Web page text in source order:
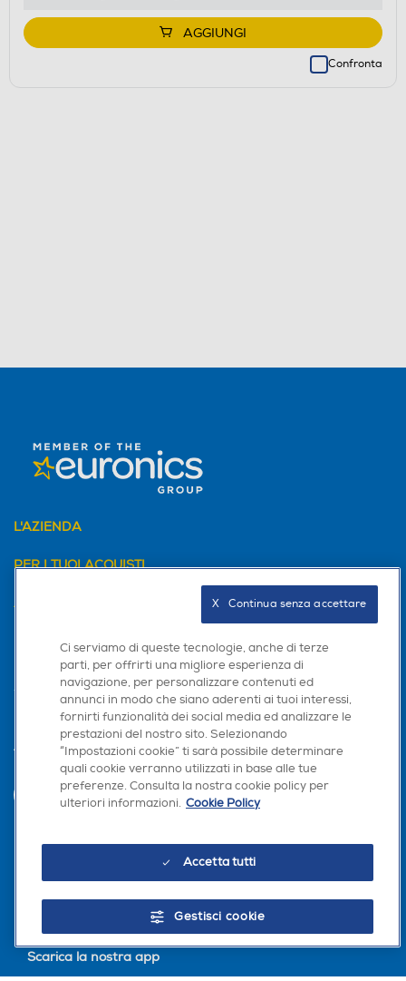
AGGIUNGI
Confronta
L'AZIENDA
PER I TUOI ACQUISTI
AREA CLIENTI
PRIVACY
Trova negozio
Scarica la nostra app
Ci serviamo di queste tecnologie, anche di terze
parti, per offrirti una migliore esperienza di
navigazione, per personalizzare contenuti ed
annunci in modo che siano aderenti ai tuoi interessi,
fornirti funzionalità dei social media ed analizzare le
prestazioni del nostro sito. Selezionando
“Impostazioni cookie” ti sarà possibile determinare
quali cookie verranno utilizzati in base alle tue
preferenze. Consulta la nostra cookie policy per
ulteriori informazioni. Cookie Policy
Accetta tutti
Gestisci cookie
X   Continua senza accettare